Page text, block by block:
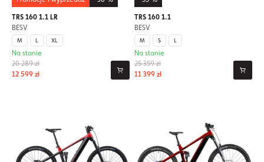
TRS 160 1.1 LR
BESV
M L XL
20 289 zł
12 599 zł
Na stanie
TRS 160 1.1
BESV
M S L
25 359 zł
11 399 zł
Na stanie